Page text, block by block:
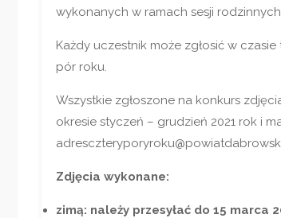
wykonanych w ramach sesji
Każdy uczestnik może zgłosić w
pór roku.
Wszystkie zgłoszone na konkurs
okresie styczeń – grudzień 2021 rok i
Zdjęcia wykonane:
zimą: należy przesyłać do 15 marca